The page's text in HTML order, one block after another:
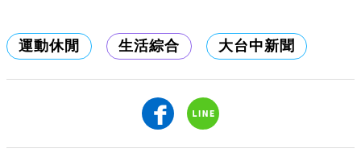
運動休閒 生活綜合 大台中新聞